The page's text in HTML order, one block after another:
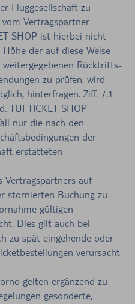
Fluggesellschaft zu
Vertragspartner
SHOP ist hierbei nicht
der auf diese Weise
Rücktritts-
zu prüfen, wird
hinterfragen. Ziff. 7.1
TUI TICKET SHOP
nur die nach den
der
erstatteten
Vertragspartners auf
stornierten Buchung zu
gültigen
Dies gilt auch bei
zu spät eingehende oder
verursacht
gelten ergänzend zu
gesonderte,